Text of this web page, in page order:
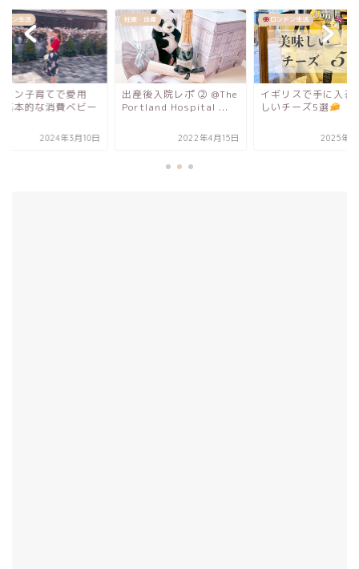
出産
後入院レポ ② @The
Hospital ...
2022年4月15日
ロンドン生活
イギリスで手に入る美味
しいチーズ5選
2025年2月3日
ロンドン生活
ロンドン子育てで愛
中！基本的な消費ベ
2024年3